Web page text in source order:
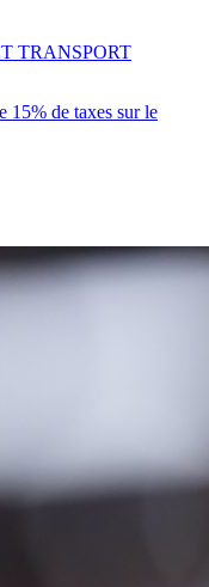
15% de taxes sur le
TRANSPORT